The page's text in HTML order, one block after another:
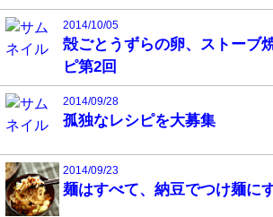
2014/10/05
殻ごとうずらの卵、ストー
ピ第2回
2014/09/28
孤独なレシピを大募集
2014/09/23
麺はすべて、納豆でつけ麺に